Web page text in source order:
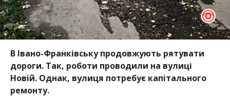
В Івано-Франківську продовжують рятувати
дороги. Так, роботи проводили на вулиці
Новій. Однак, вулиця потребує капітального
ремонту.